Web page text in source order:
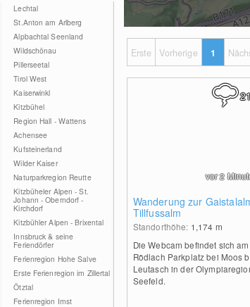
Lechtal
St.Anton am Arlberg
Alpbachtal Seenland
Wildschönau
Pillerseetal
Tirol West
Kaiserwinkl
Kitzbühel
Region Hall - Wattens
Achensee
Kufsteinerland
Wilder Kaiser
Naturparkregion Reutte
Kitzbüheler Alpen - St.
Johann - Oberndorf -
Kirchdorf
Kitzbühler Alpen - Brixental
Innsbruck & seine
Feriendörfer
Ferienregion Hohe Salve
Erste Ferienregion im Zillertal
Ötztal
Ferienregion Imst
Erste Vorherige 1
Wanderung zur
Tillfussalm
Standorthöhe: 1,174 m
Die Webcam befindet sich am
Rödlach Parkplatz bei Moos
Leutasch in der
Seefeld.
vor 2